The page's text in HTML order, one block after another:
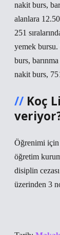
nakit burs,
alanlara
251
yemek bursu.
burs,
nakit burs,
Koç
Öğrenimi için
öğretim
disiplin
üzerinden 3